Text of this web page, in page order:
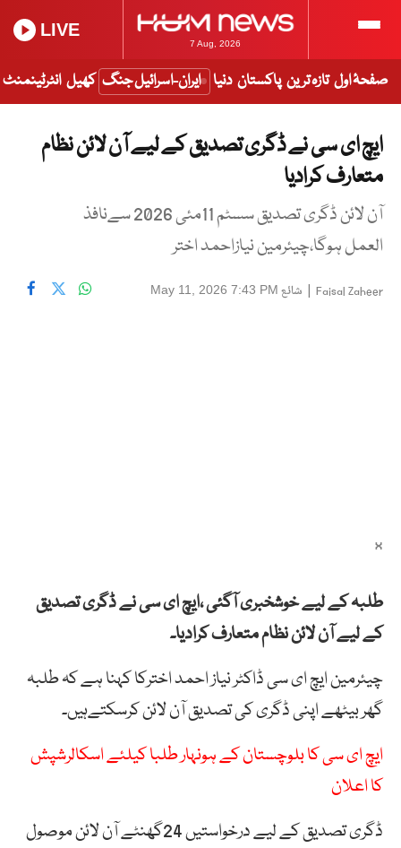
7 Aug, 2026
LIVE
صفحۂ اول تازہ ترین پاکستان دنیا ایران-اسرائیل جنگ کھیل انٹرٹینمنٹ
ایچ ای سی نے ڈگری تصدیق کے لیے آن لائن نظام
متعارف کرادیا
آن لائن ڈگری تصدیق سسٹم 11مئی 2026 سےنافذ
العمل ہوگا،چیئرمین نیازاحمد اختر
Faisal Zaheer
| شائع May 11, 2026 7:43 PM
x
طلبہ کے لیے خوشخبری آگئی ،ایچ ای سی نے ڈگری تصدیق
کے لیے آن لائن نظام متعارف کرادیا۔
چیئرمین ایچ ای سی ڈاکٹر نیاز احمد اخترکا کہنا ہے کہ طلبہ
گھر بیٹھے اپنی ڈگری کی تصدیق آن لائن کرسکتےہیں۔
ایچ ای سی کا بلوچستان کے ہونہار طلبا کیلئے اسکالرشپش
کا اعلان
ڈگری تصدیق کے لیے درخواستیں 24گھنٹے آن لائن موصول